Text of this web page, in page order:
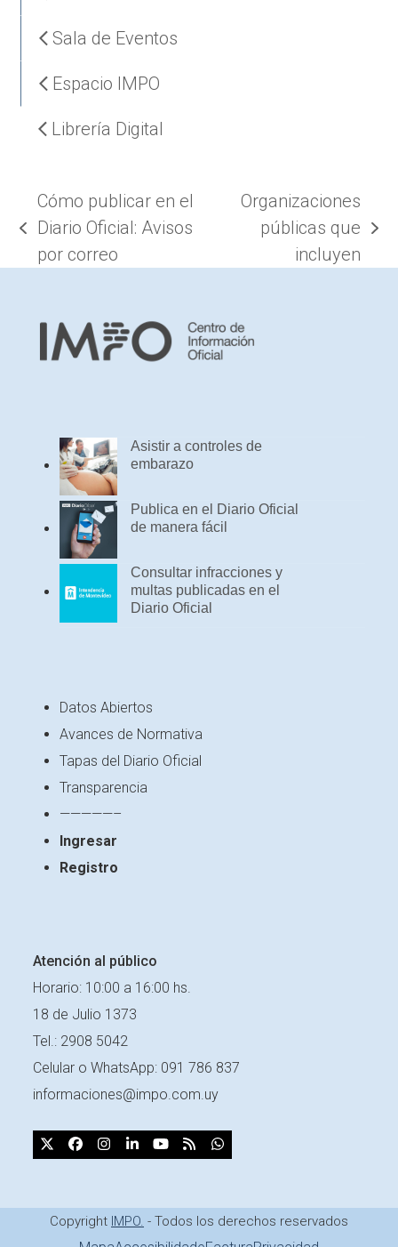
Sala de Eventos
Espacio IMPO
Librería Digital
previous
post:
Cómo publicar en el
Diario Oficial: Avisos
por correo
next
post:
Organizaciones
públicas que
incluyen
Asistir a controles de
embarazo
Publica en el Diario Oficial
de manera fácil
Consultar infracciones y
multas publicadas en el
Diario Oficial
Datos Abiertos
Avances de Normativa
Tapas del Diario Oficial
Transparencia
—————–
Ingresar
Registro
Atención al público
Horario: 10:00 a 16:00 hs.
18 de Julio 1373
Tel.: 2908 5042
Celular oWhatsApp: 091 786 837
informaciones@impo.com.uy
X Facebook
Instagram
LinkedInYouTube
RSSWhatsapp
Copyright IMPO. - Todos los derechos reservados